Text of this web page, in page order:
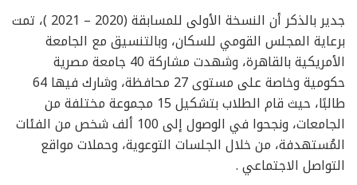
جدير بالذكر أن النسخة الأولى للمسابقة (2020 – 2021 )، تمت
برعاية المجلس القومي للسكان، وبالتنسيق مع الجامعة
الأمريكية بالقاهرة، وشهدت مشاركة 40 جامعة مصرية
حكومية وخاصة على مستوى 27 محافظة، وشارك فيها 64
طالبًا، حيث قام الطلاب بتشكيل 15 مجموعة مختلفة من
الجامعات، ونجحوا في الوصول إلى 100 ألف شخص من الفئات
المُستهدفة، من خلال الجلسات التوعوية، وحملات مواقع
التواصل الاجتماعي .